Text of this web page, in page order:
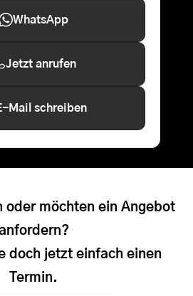
WhatsApp
Jetzt anrufen
Mail schreiben
oder möchten ein Angebot
doch jetzt einfach einen
Termin.